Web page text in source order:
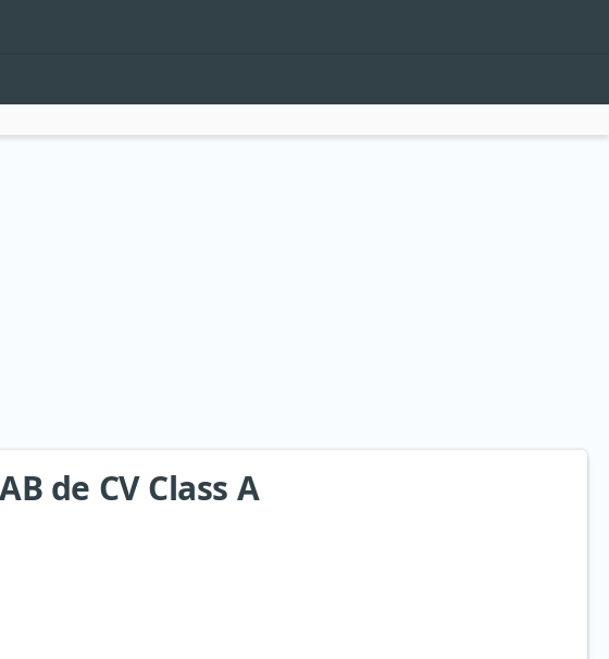
de CV Class A